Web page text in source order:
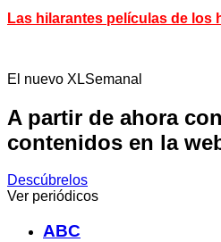
Las hilarantes películas de los
El nuevo XLSemanal
A partir de ahora
contenidos en la
Descúbrelos
Ver periódicos
ABC